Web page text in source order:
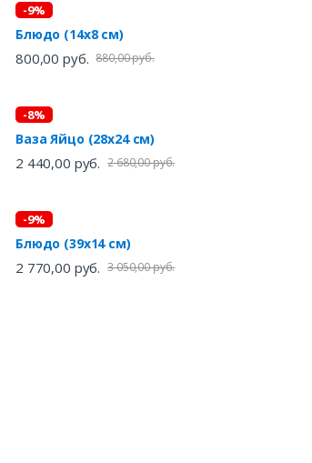
-9%
Блюдо (14х8 см)
800,00 руб. 880,00 руб.
-8%
Ваза Яйцо (28х24 см)
2 440,00 руб. 2 680,00 руб.
-9%
Блюдо (39х14 см)
2 770,00 руб. 3 050,00 руб.